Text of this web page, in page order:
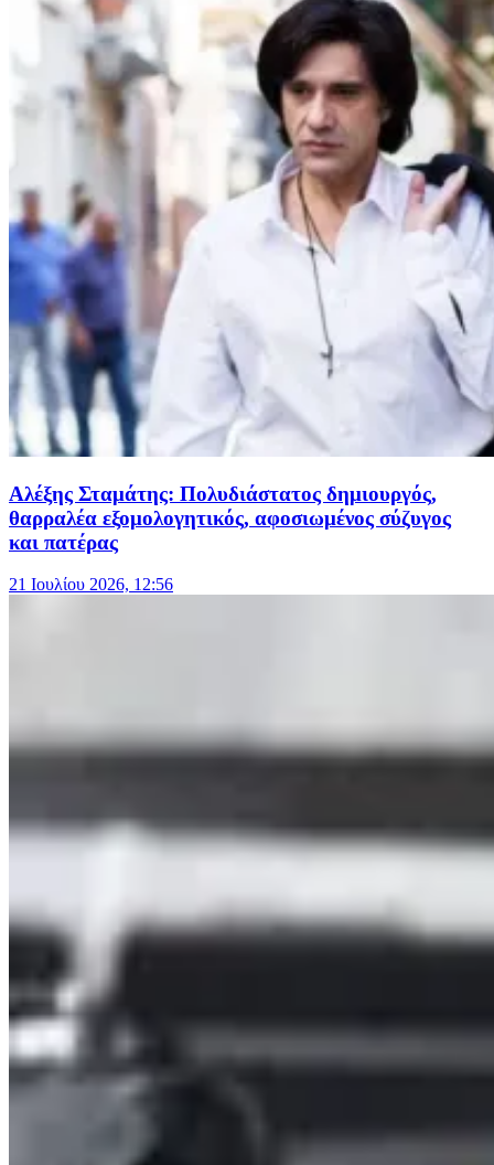
Αλέξης Σταμάτης: Πολυδιάστατος δημιουργός,
θαρραλέα εξομολογητικός, αφοσιωμένος σύζυγος
και πατέρας
21 Ιουλίου 2026, 12:56